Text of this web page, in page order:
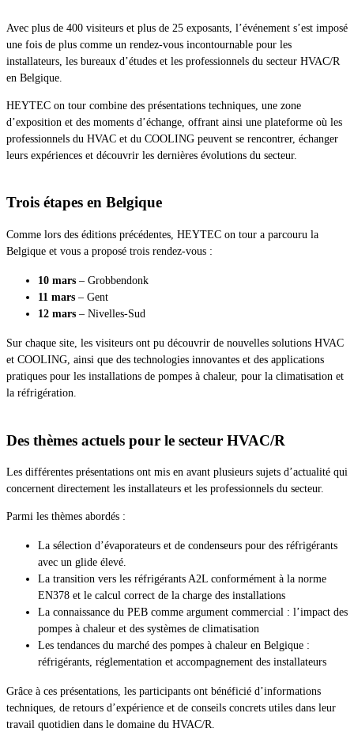
Avec plus de 400 visiteurs et plus de 25 exposants, l’événement s’est imposé
une fois de plus comme un rendez-vous incontournable pour les
installateurs, les bureaux d’études et les professionnels du secteur HVAC/R
en Belgique.
HEYTEC on tour combine des présentations techniques, une zone
d’exposition et des moments d’échange, offrant ainsi une plateforme où les
professionnels du HVAC et du COOLING peuvent se rencontrer, échanger
leurs expériences et découvrir les dernières évolutions du secteur.
Trois étapes en Belgique
Comme lors des éditions précédentes, HEYTEC on tour a parcouru la
Belgique et vous a proposé trois rendez-vous :
10 mars – Grobbendonk
11 mars – Gent
12 mars – Nivelles-Sud
Sur chaque site, les visiteurs ont pu découvrir de nouvelles solutions HVAC
et COOLING, ainsi que des technologies innovantes et des applications
pratiques pour les installations de pompes à chaleur, pour la climatisation et
la réfrigération.
Des thèmes actuels pour le secteur HVAC/R
Les différentes présentations ont mis en avant plusieurs sujets d’actualité qui
concernent directement les installateurs et les professionnels du secteur.
Parmi les thèmes abordés :
La sélection d’évaporateurs et de condenseurs pour des réfrigérants
avec un glide élevé.
La transition vers les réfrigérants A2L conformément à la norme
EN378 et le calcul correct de la charge des installations
La connaissance du PEB comme argument commercial : l’impact des
pompes à chaleur et des systèmes de climatisation
Les tendances du marché des pompes à chaleur en Belgique :
réfrigérants, réglementation et accompagnement des installateurs
Grâce à ces présentations, les participants ont bénéficié d’informations
techniques, de retours d’expérience et de conseils concrets utiles dans leur
travail quotidien dans le domaine du HVAC/R.